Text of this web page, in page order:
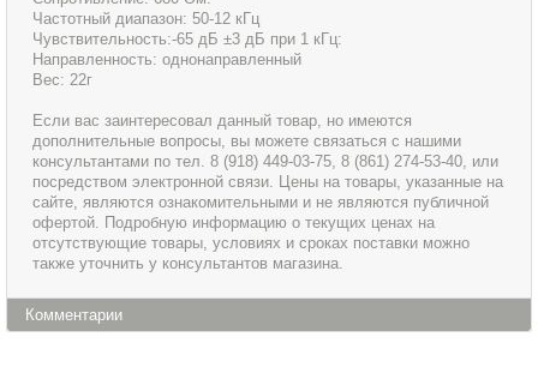
Частотный диапазон: 50-12 кГц
Чувствительность:-65 дБ ±3 дБ при 1 кГц:
Направленность: однонаправленный
Вес: 22г
Если вас заинтересовал данный товар, но имеются
дополнительные вопросы, вы можете связаться с нашими
консультантами по тел. 8 (918) 449-03-75, 8 (861) 274-53-40, или
посредством электронной связи. Цены на товары, указанные на
сайте, являются ознакомительными и не являются публичной
офертой. Подробную информацию о текущих ценах на
отсутствующие товары, условиях и сроках поставки можно
также уточнить у консультантов магазина.
Комментарии